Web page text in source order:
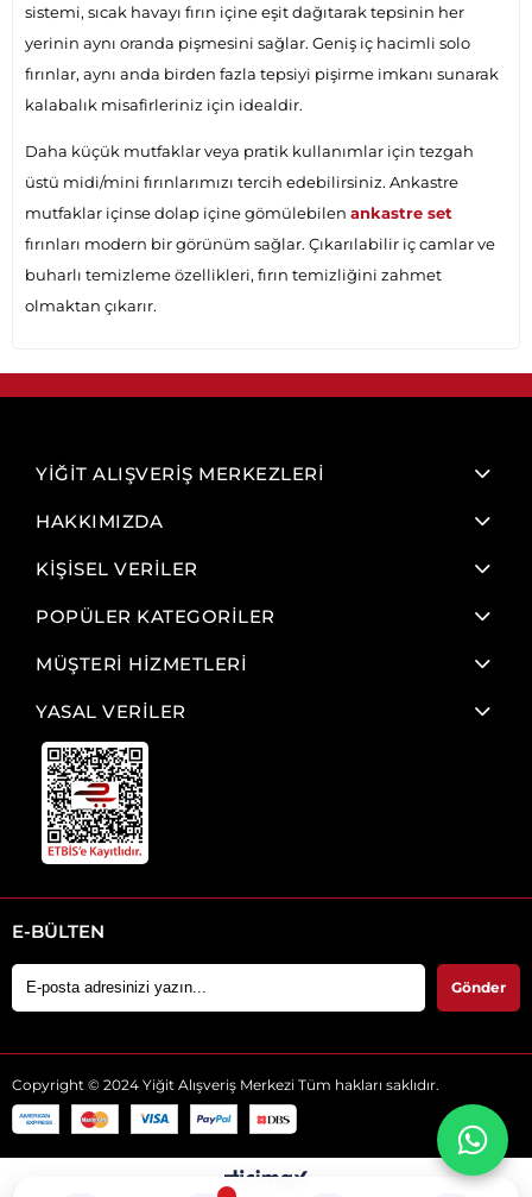
sistemi, sıcak havayı fırın içine eşit dağıtarak tepsinin her
yerinin aynı oranda pişmesini sağlar. Geniş iç hacimli solo
fırınlar, aynı anda birden fazla tepsiyi pişirme imkanı sunarak
kalabalık misafirleriniz için idealdir.
Daha küçük mutfaklar veya pratik kullanımlar için tezgah
üstü midi/mini fırınlarımızı tercih edebilirsiniz. Ankastre
mutfaklar içinse dolap içine gömülebilen ankastre set
fırınları modern bir görünüm sağlar. Çıkarılabilir iç camlar ve
buharlı temizleme özellikleri, fırın temizliğini zahmet
olmaktan çıkarır.
YİĞİT ALIŞVERİŞ MERKEZLERİ
HAKKIMIZDA
KİŞİSEL VERİLER
POPÜLER KATEGORİLER
MÜŞTERİ HİZMETLERİ
YASAL VERİLER
E-BÜLTEN
Gönder
Copyright © 2024 Yiğit Alışveriş Merkezi Tüm hakları saklıdır.